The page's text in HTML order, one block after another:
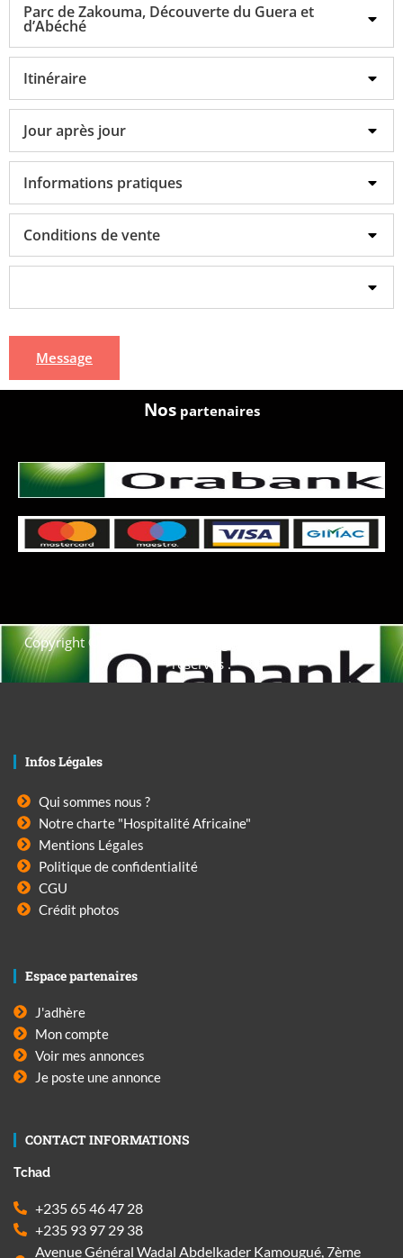
Parc de Zakouma, Découverte du Guera et
d’Abéché
Itinéraire
Jour après jour
Informations pratiques
Conditions de vente
Message
Nospartenaires
Copyright © 2021. Afrique-voyage-découverte tous droits
réservés .
Infos Légales
Qui sommes nous ?
Notre charte "Hospitalité Africaine"
Mentions Légales
Politique de confidentialité
CGU
Crédit photos
Espace partenaires
J'adhère
Mon compte
Voir mes annonces
Je poste une annonce
CONTACT INFORMATIONS
Tchad
+235 65 46 47 28
+235 93 97 29 38
Avenue Général Wadal Abdelkader Kamougué, 7ème